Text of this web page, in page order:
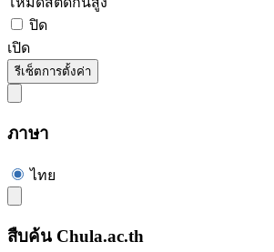
ปิด
เปิด
รีเซ็ตการตั้งค่า
ภาษา
ไทย
สืบค้น Chula.ac.th